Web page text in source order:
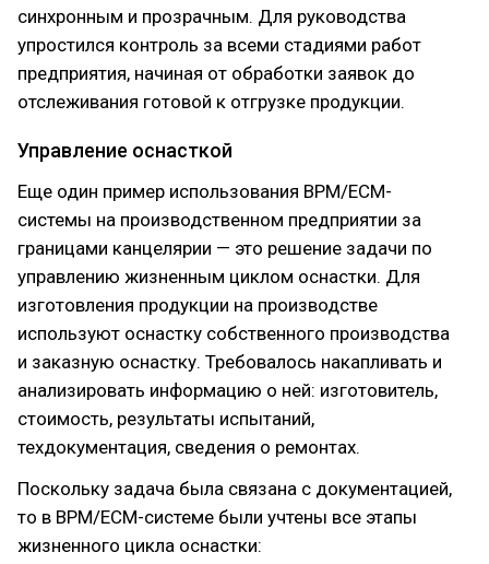
синхронным и прозрачным. Для руководства
упростился контроль за всеми стадиями работ
предприятия, начиная от обработки заявок до
отслеживания готовой к отгрузке продукции.
Управление оснасткой
Еще один пример использования BPM/ECM-
системы на производственном предприятии за
границами канцелярии — это решение задачи по
управлению жизненным циклом оснастки. Для
изготовления продукции на производстве
используют оснастку собственного производства
и заказную оснастку. Требовалось накапливать и
анализировать информацию о ней: изготовитель,
стоимость, результаты испытаний,
техдокументация, сведения о ремонтах.
Поскольку задача была связана с документацией,
то в BPM/ECM-системе были учтены все этапы
жизненного цикла оснастки: